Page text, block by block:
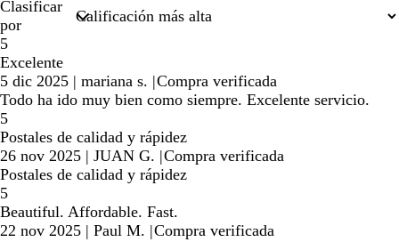
Clasificar
por
5
Excelente
5 dic 2025 | mariana s. |Compra verificada
Todo ha ido muy bien como siempre. Excelente servicio.
5
Postales de calidad y rápidez
26 nov 2025 | JUAN G. |Compra verificada
Postales de calidad y rápidez
5
Beautiful. Affordable. Fast.
22 nov 2025 | Paul M. |Compra verificada